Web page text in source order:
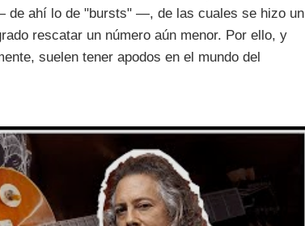
de ahí lo de "bursts" —, de las cuales se hizo un
rescatar un número aún menor. Por ello, y
suelen tener apodos en el mundo del